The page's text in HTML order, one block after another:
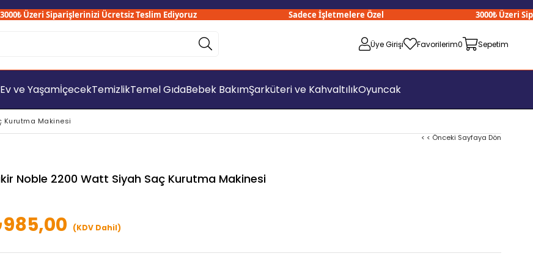
Üzeri Siparişlerinizi Ücretsiz Teslim Ediyoruz Sadece İşletmelere Özel 3000₺ Üzeri
Üye Girişi Favorilerim0 Sepetim
Ev ve YaşamİçecekTemizlikTemel GıdaBebek BakımŞarküteri ve KahvaltılıkOyuncak
Kurutma Makinesi
< < Önceki Sayfaya Dön
Noble 2200 Watt Siyah Saç Kurutma Makinesi
(KDV Dahil)